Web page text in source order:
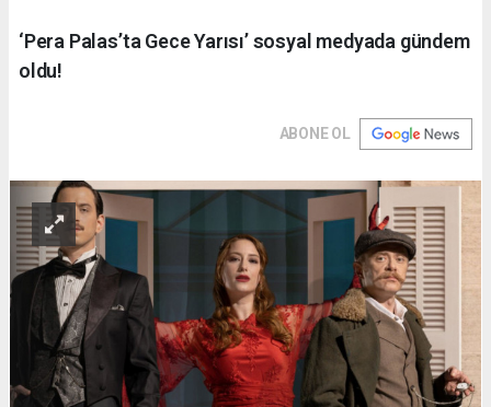
‘Pera Palas’ta Gece Yarısı’ sosyal medyada gündem
oldu!
ABONE OL